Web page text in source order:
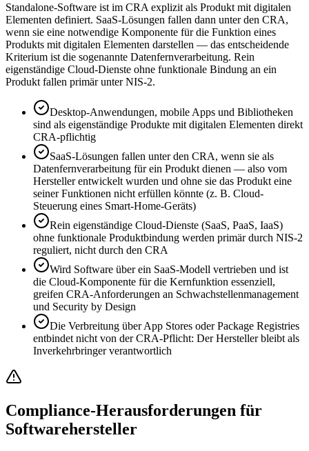
Standalone-Software ist im CRA explizit als Produkt mit digitalen
Elementen definiert. SaaS-Lösungen fallen dann unter den CRA,
wenn sie eine notwendige Komponente für die Funktion eines
Produkts mit digitalen Elementen darstellen — das entscheidende
Kriterium ist die sogenannte Datenfernverarbeitung. Rein
eigenständige Cloud-Dienste ohne funktionale Bindung an ein
Produkt fallen primär unter NIS-2.
Desktop-Anwendungen, mobile Apps und Bibliotheken
sind als eigenständige Produkte mit digitalen Elementen direkt
CRA-pflichtig
SaaS-Lösungen fallen unter den CRA, wenn sie als
Datenfernverarbeitung für ein Produkt dienen — also vom
Hersteller entwickelt wurden und ohne sie das Produkt eine
seiner Funktionen nicht erfüllen könnte (z. B. Cloud-
Steuerung eines Smart-Home-Geräts)
Rein eigenständige Cloud-Dienste (SaaS, PaaS, IaaS)
ohne funktionale Produktbindung werden primär durch NIS-2
reguliert, nicht durch den CRA
Wird Software über ein SaaS-Modell vertrieben und ist
die Cloud-Komponente für die Kernfunktion essenziell,
greifen CRA-Anforderungen an Schwachstellenmanagement
und Security by Design
Die Verbreitung über App Stores oder Package Registries
entbindet nicht von der CRA-Pflicht: Der Hersteller bleibt als
Inverkehrbringer verantwortlich
Compliance-Herausforderungen für
Softwarehersteller